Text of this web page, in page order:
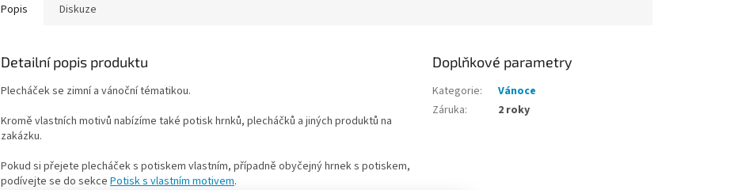
Popis Diskuze
Detailní popis produktu
Plecháček se zimní a vánoční tématikou.
Kromě vlastních motivů nabízíme také potisk hrnků, plecháčků a jiných produktů na
zakázku.
Pokud si přejete plecháček s potiskem vlastním, případně obyčejný hrnek s potiskem,
podívejte se do sekce Potisk s vlastním motivem.
Doplňkové parametry
Kategorie:
Vánoce
Záruka: 2 roky